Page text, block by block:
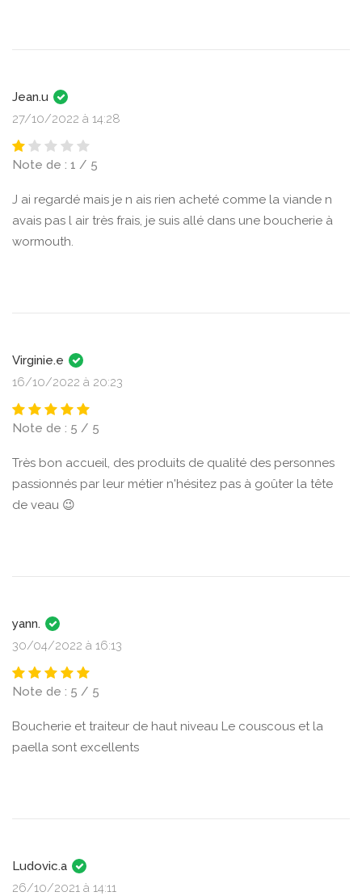
Jean.u
27/10/2022 à 14:28
Note de : 1 / 5
J ai regardé mais je n ais rien acheté comme la viande n
avais pas l air très frais, je suis allé dans une boucherie à
wormouth.
Virginie.e
16/10/2022 à 20:23
Note de : 5 / 5
Très bon accueil, des produits de qualité des personnes
passionnés par leur métier n'hésitez pas à goûter la tête
de veau 😉
yann.
30/04/2022 à 16:13
Note de : 5 / 5
Boucherie et traiteur de haut niveau Le couscous et la
paella sont excellents
Ludovic.a
26/10/2021 à 14:11